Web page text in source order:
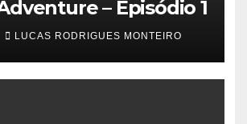
– Episódio 1
LUCAS RODRIGUES MONTEIRO